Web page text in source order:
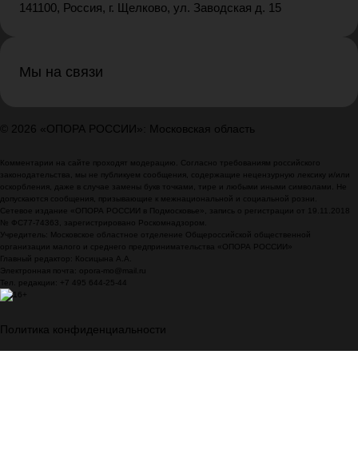
141100, Россия, г. Щелково, ул. Заводская д. 15
Мы на связи
© 2026 «ОПОРА РОССИИ»: Московская область
Комментарии на сайте проходят модерацию. Согласно требованиям российского
законодательства, мы не публикуем сообщения, содержащие нецензурную лексику и/или
оскорбления, даже в случае замены букв точками, тире и любыми иными символами. Не
допускаются сообщения, призывающие к межнациональной и социальной розни.
Сетевое издание «ОПОРА РОССИИ в Подмосковье», запись о регистрации от 19.11.2018
№ ФС77-74363, зарегистрировано Роскомнадзором.
Учредитель: Московское областное отделение Общероссийской общественной
организации малого и среднего предпринимательства «ОПОРА РОССИИ»
Главный редактор: Косицына А.А.
Электронная почта: opora-mo@mail.ru
Тел. редакции: +7 495 644-25-44
Политика конфиденциальности